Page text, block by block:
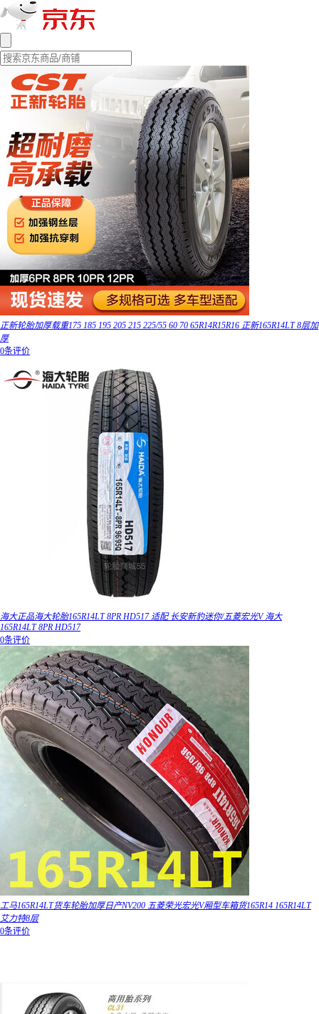
正新轮胎加厚载重175 185 195 205 215 225/55 60 70 65R14R15R16 正新165R14LT 8层加
厚
0条评价
海大正品海大轮胎165R14LT 8PR HD517 适配 长安新豹迷你/五菱宏光V 海大
165R14LT 8PR HD517
0条评价
工马165R14LT货车轮胎加厚日产NV200 五菱荣光宏光V厢型车箱货165R14 165R14LT
艾力特8层
0条评价